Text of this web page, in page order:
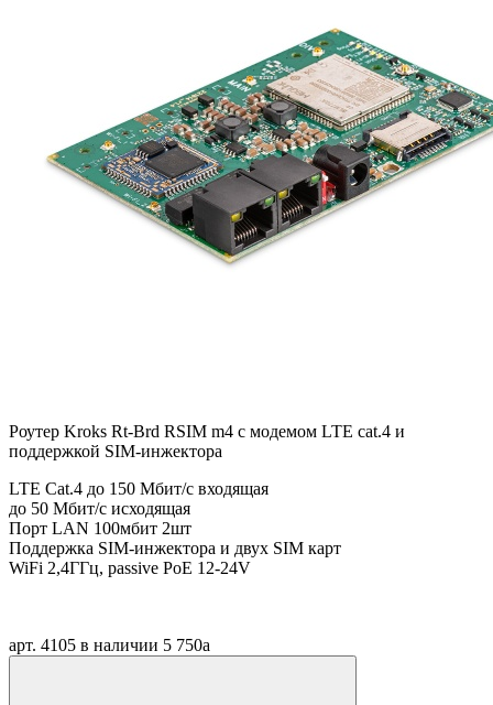
Роутер Kroks Rt-Brd RSIM m4 с модемом LTE cat.4 и
поддержкой SIM-инжектора
LTE Cat.4 до 150 Мбит/c входящая
до 50 Мбит/с исходящая
Порт LAN 100мбит 2шт
Поддержка SIM-инжектора и двух SIM карт
WiFi 2,4ГГц, passive PoE 12-24V
арт. 4105 в наличии 5 750a